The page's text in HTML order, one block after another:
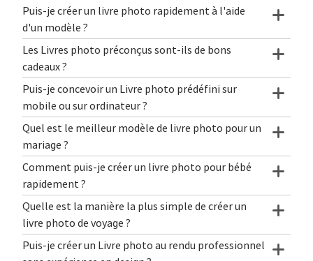
Puis-je créer un livre photo rapidement à l'aide
d'un modèle ?
Les Livres photo préconçus sont-ils de bons
cadeaux ?
Puis-je concevoir un Livre photo prédéfini sur
mobile ou sur ordinateur ?
Quel est le meilleur modèle de livre photo pour un
mariage ?
Comment puis-je créer un livre photo pour bébé
rapidement ?
Quelle est la manière la plus simple de créer un
livre photo de voyage ?
Puis-je créer un Livre photo au rendu professionnel